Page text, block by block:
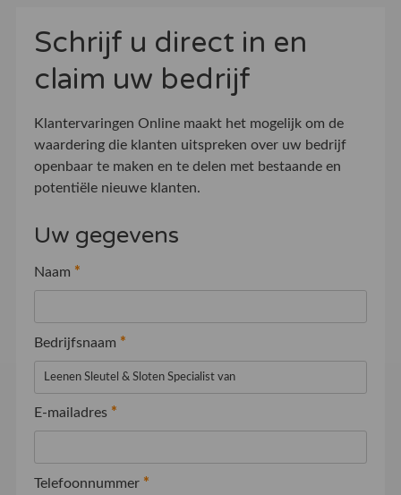
Schrijf u direct in en
claim uw bedrijf
Klantervaringen Online maakt het mogelijk om de
waardering die klanten uitspreken over uw bedrijf
openbaar te maken en te delen met bestaande en
potentiële nieuwe klanten.
Uw gegevens
Naam *
Bedrijfsnaam *
E-mailadres *
Telefoonnummer *